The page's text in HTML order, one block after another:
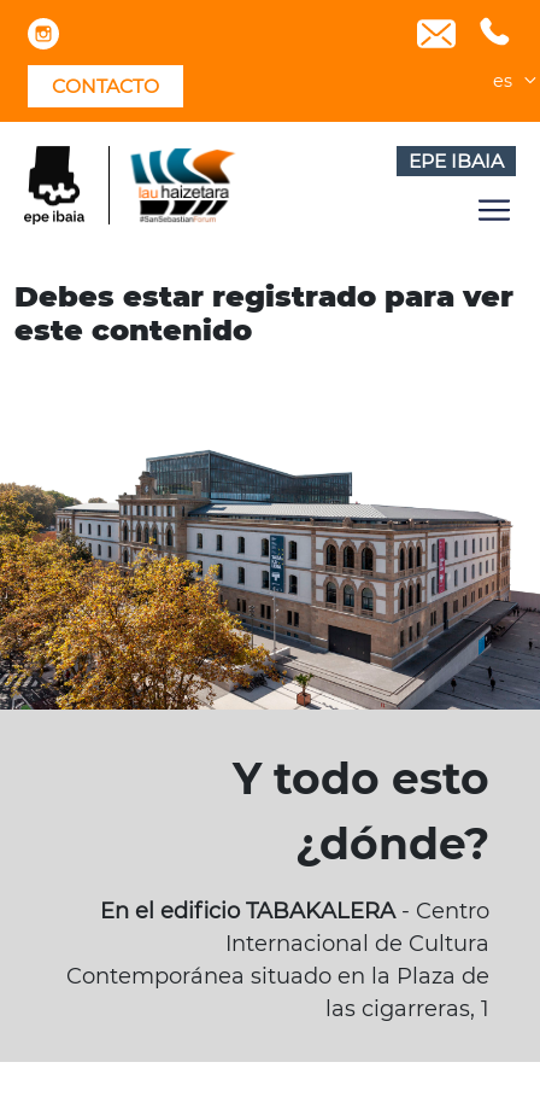
Skip
contentCONTACTO es
EPE IBAIA
Debes estar registrado para ver
este contenido
Y todo esto
¿dónde?
En el edificio TABAKALERA- Centro
Internacional de Cultura
Contemporánea situado en la Plaza de
las cigarreras, 1